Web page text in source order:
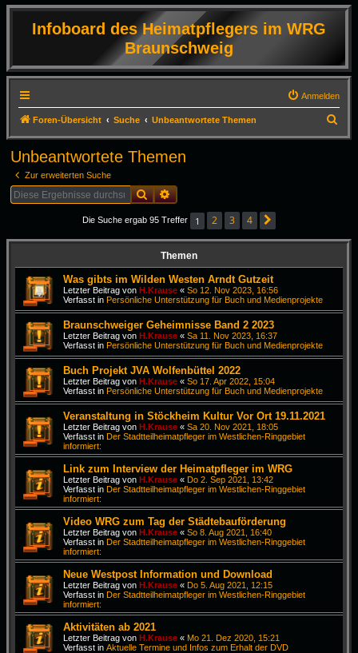
Infoboard des Heimatpflegers im WRG
Braunschweig
Anmelden
Foren-Übersicht Suche Unbeantwortete Themen
u
Unbeantwortete Themen
Zur erweiterten Suche
SucheErweiterte Suche
Die Suche ergab 95 Treffer 1 2 3 4
Themen
Was gibts im Wilden Westen Arndt Gutzeit
Letzter Beitrag von H.Krause « So 12. Nov 2023, 16:56
Verfasst in Persönliche Unterstützung für Buch und Medienprojekte
Braunschweiger Geheimnisse Band 2 2023
Letzter Beitrag von H.Krause « Sa 11. Nov 2023, 16:37
Verfasst in Persönliche Unterstützung für Buch und Medienprojekte
Buch Projekt JVA Wolfenbüttel 2022
Letzter Beitrag von H.Krause « So 17. Apr 2022, 15:04
Verfasst in Persönliche Unterstützung für Buch und Medienprojekte
Veranstaltung in Stöckheim Kultur Vor Ort 19.11.2021
Letzter Beitrag von H.Krause « Sa 20. Nov 2021, 18:05
Verfasst in Der Stadtteilheimatpfleger im Westlichen-Ringgebiet
informiert:
Link zum Interview der Heimatpfleger im WRG
Letzter Beitrag von H.Krause « Do 2. Sep 2021, 13:42
Verfasst in Der Stadtteilheimatpfleger im Westlichen-Ringgebiet
informiert:
Video WRG zum Tag der Städtebauförderung
Letzter Beitrag von H.Krause « So 8. Aug 2021, 16:40
Verfasst in Der Stadtteilheimatpfleger im Westlichen-Ringgebiet
informiert:
Neue Westpost Information und Download
Letzter Beitrag von H.Krause « Do 5. Aug 2021, 12:15
Verfasst in Der Stadtteilheimatpfleger im Westlichen-Ringgebiet
informiert:
Aktivitäten ab 2021
Letzter Beitrag von H.Krause « Mo 21. Dez 2020, 15:21
Verfasst in Aktuelle Termine und Infos zum Erhalt der DVD